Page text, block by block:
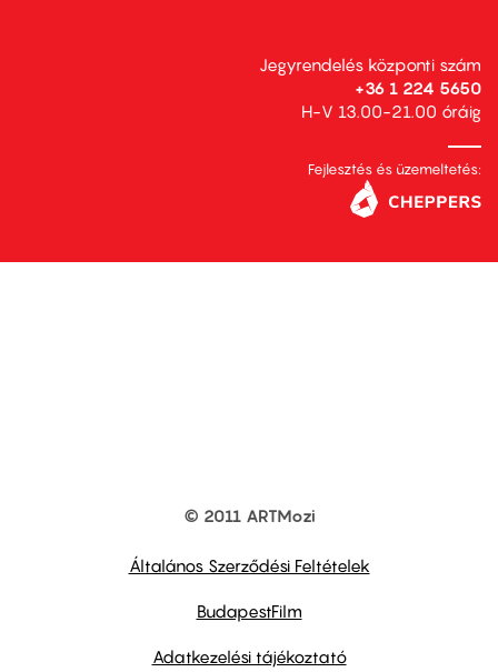
Jegyrendelés központi szám
+36 1 224 5650
H-V 13.00-21.00 óráig
Fejlesztés és üzemeltetés:
© 2011 ARTMozi
Általános Szerződési Feltételek
BudapestFilm
Adatkezelési tájékoztató